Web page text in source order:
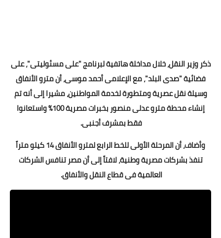
ذكر وزير النقل، خلال مداخلة هاتفية لبرنامج "على مسئوليتى"، على
فضائية "صدى البلد"، مع الإعلامى أحمد موسى، أن مترو الأنفاق
وسيلة نقل عصرية ومتطورة لخدمة المواطنين، مشيرا إلى أنه تم
إنشاء محطة مترو عدلى منصور بخبرات مصرية 100% واستعانوا
فقط بمشرف أجنبى.
وأضاف، أن المرحلة الأولى للخط الرابع لمترو الأنفاق 14 كيلو متراً
تنفذ بشركات مصرية وطنية، لافتاً إلى أن مصر تنافس الشركات
العالمية فى قطاع النقل والأنفاق.